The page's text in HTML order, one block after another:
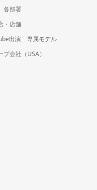
部署
・店舗
出演 専属モデル
プ会社（USA）